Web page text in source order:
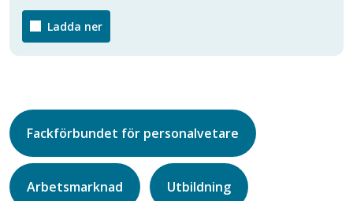
Ladda ner
Fackförbundet för personalvetare
Arbetsmarknad Utbildning